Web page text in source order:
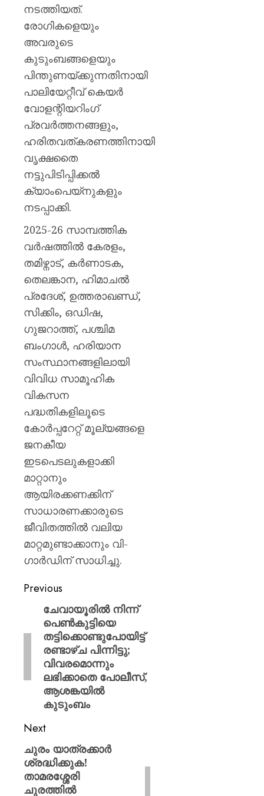
നടത്തിയത്.
രോഗികളെയും
അവരുടെ
കുടുംബങ്ങളെയും
പിന്തുണയ്ക്കുന്നതിനായി
പാലിയേറ്റീവ് കെയര്‍
വോളന്റിയറിംഗ്
പ്രവര്‍ത്തനങ്ങളും,
ഹരിതവത്കരണത്തിനായി
വൃക്ഷതൈ
നട്ടുപിടിപ്പിക്കല്‍
ക്യാംപെയ്നുകളും
നടപ്പാക്കി.
2025-26 സാമ്പത്തിക
വര്‍ഷത്തില്‍ കേരളം,
തമിഴ്നാട്, കര്‍ണാടക,
തെലങ്കാന, ഹിമാചല്‍
പ്രദേശ്, ഉത്തരാഖണ്ഡ്,
സിക്കിം, ഒഡിഷ,
ഗുജറാത്ത്, പശ്ചിമ
ബംഗാള്‍, ഹരിയാന
സംസ്ഥാനങ്ങളിലായി
വിവിധ സാമൂഹിക
വികസന
പദ്ധതികളിലൂടെ
കോര്‍പ്പറേറ്റ് മൂല്യങ്ങളെ
ജനകീയ
ഇടപെടലുകളാക്കി
മാറ്റാനും
ആയിരക്കണക്കിന്
സാധാരണക്കാരുടെ
ജീവിതത്തില്‍ വലിയ
മാറ്റമുണ്ടാക്കാനും വി-
ഗാര്‍ഡിന് സാധിച്ചു.
Previous
ചേവായൂരിൽ നിന്ന്
പെൺകുട്ടിയെ
തട്ടിക്കൊണ്ടുപോയിട്ട്
രണ്ടാഴ്ച പിന്നിട്ടു;
വിവരമൊന്നും
ലഭിക്കാതെ പോലീസ്,
ആശങ്കയിൽ
കുടുംബം
Next
ചുരം യാത്രക്കാർ
ശ്രദ്ധിക്കുക!
താമരശ്ശേരി
ചുരത്തിൽ